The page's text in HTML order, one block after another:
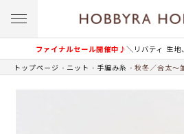
ファイナルセール開催中♪＼リバティ 生地
トップページ ニット 手編み糸 秋冬／合太～